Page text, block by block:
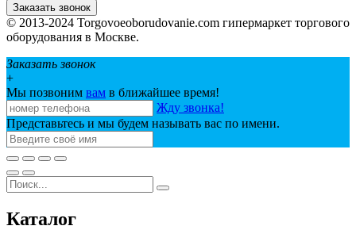
Заказать звонок
© 2013-2024 Torgovoeoborudovanie.com гипермаркет торгового
оборудования в Москве.
Заказать звонок
+
Мы позвоним вам в ближайшее время!
Жду звонка!
Представьтесь и мы будем называть вас по имени.
Каталог